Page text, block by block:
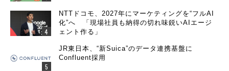
NTTドコモ、2027年にマーケティングを“フルAI
化”へ 「現場社員も納得の切れ味鋭いAIエージ
ェント作る」
JR東日本、“新Suica”のデータ連携基盤に
Confluent採用